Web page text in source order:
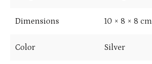
Dimensions 10 × 8 × 8 cm
Color Silver